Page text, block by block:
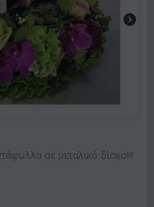
σε μεταλικό δίσκο!!!